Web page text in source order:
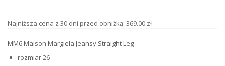
Najniższa cena z 30 dni przed obniżką: 369.00 zł
MM6 Maison Margiela Jeansy Straight Leg
rozmiar 26